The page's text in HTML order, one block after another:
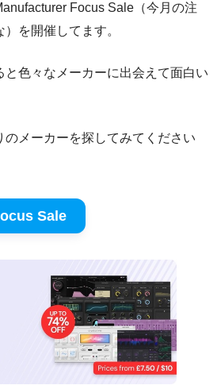
Focus Sale（今月の注
を開催してます。
と色々なメーカーに出会えて面白い
のメーカーを探してみてください
Sale